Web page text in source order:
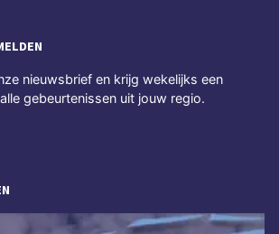
nieuwsbrief en krijg wekelijks een
gebeurtenissen uit jouw regio.